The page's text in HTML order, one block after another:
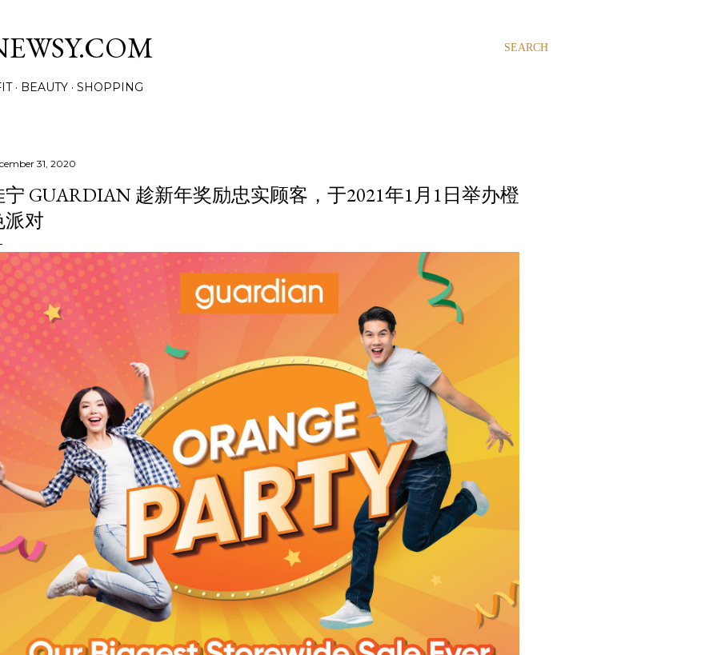
SEARCH
BEAUTY SHOPPING
31, 2020
宁 GUARDIAN 趁新年奖励忠实顾客，于2021年1月1日举办橙
派对